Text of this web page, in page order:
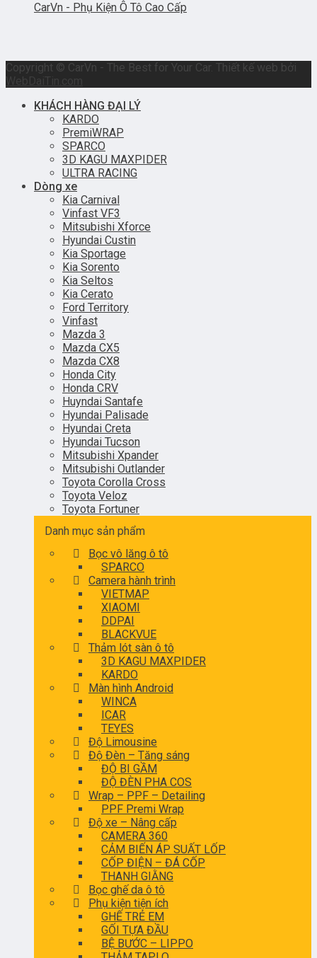
CarVn - Phụ Kiện Ô Tô Cao Cấp
Copyright © CarVn - The Best for Your Car. Thiết kế web bởi
WebDaiTin.com
KHÁCH HÀNG ĐẠI LÝ
KARDO
PremiWRAP
SPARCO
3D KAGU MAXPIDER
ULTRA RACING
Dòng xe
Kia Carnival
Vinfast VF3
Mitsubishi Xforce
Hyundai Custin
Kia Sportage
Kia Sorento
Kia Seltos
Kia Cerato
Ford Territory
Vinfast
Mazda 3
Mazda CX5
Mazda CX8
Honda City
Honda CRV
Huyndai Santafe
Hyundai Palisade
Hyundai Creta
Hyundai Tucson
Mitsubishi Xpander
Mitsubishi Outlander
Toyota Corolla Cross
Toyota Veloz
Toyota Fortuner
Danh mục sản phẩm
Bọc vô lăng ô tô
SPARCO
Camera hành trình
VIETMAP
XIAOMI
DDPAI
BLACKVUE
Thảm lót sàn ô tô
3D KAGU MAXPIDER
KARDO
Màn hình Android
WINCA
ICAR
TEYES
Độ Limousine
Độ Đèn – Tăng sáng
ĐỘ BI GẦM
ĐỘ ĐÈN PHA COS
Wrap – PPF – Detailing
PPF Premi Wrap
Độ xe – Nâng cấp
CAMERA 360
CẢM BIẾN ÁP SUẤT LỐP
CỐP ĐIỆN – ĐÁ CỐP
THANH GIẰNG
Bọc ghế da ô tô
Phụ kiện tiện ích
GHẾ TRẺ EM
GỐI TỰA ĐẦU
BỆ BƯỚC – LIPPO